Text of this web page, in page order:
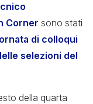
Corner sono stati
di colloqui
selezioni del
della quarta